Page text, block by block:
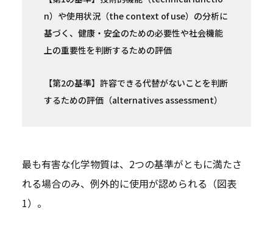
n）や使用状況（the context of use）の分析に
基づく、健康・安全のための必要性や社会機能
上の重要性を判断するための評価
【第2の基準】許容できる代替がないことを判断
するための評価（alternatives assessment）
最も有害な化学物質は、2つの基準がともに満たさ
れる場合のみ、例外的に使用が認められる（図表
1）。